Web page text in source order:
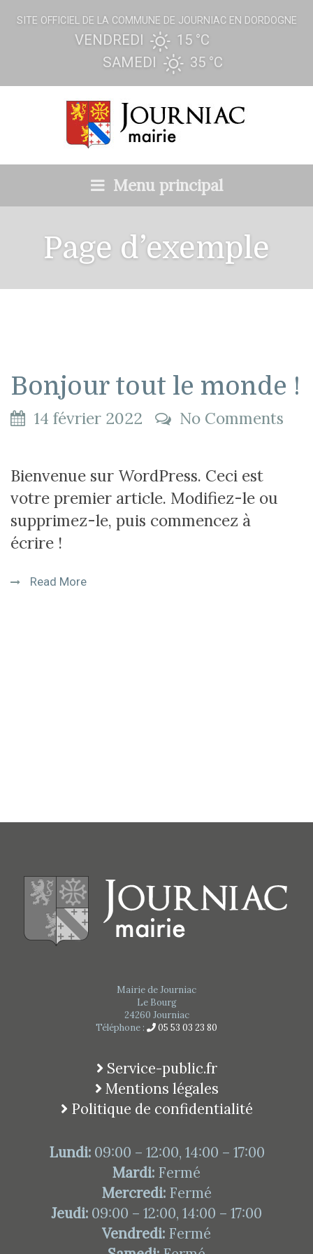
SITE OFFICIEL DE LA COMMUNE DE JOURNIAC EN DORDOGNE
VENDREDI 15 °C
SAMEDI
35 °C
Menu principal
Page d’exemple
Bonjour tout le monde !
14 février 2022 No Comments
Bienvenue sur WordPress. Ceci est
votre premier article. Modifiez-le ou
supprimez-le, puis commencez à
écrire !
Read More
Mairie de Journiac
Le Bourg
24260 Journiac
Téléphone :
05 53 03 23 80
Service-public.fr
Mentions légales
Politique de confidentialité
Lundi: 09:00 – 12:00, 14:00 – 17:00
Mardi: Fermé
Mercredi: Fermé
Jeudi: 09:00 – 12:00, 14:00 – 17:00
Vendredi: Fermé